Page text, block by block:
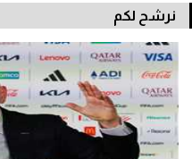
نرشح لكم